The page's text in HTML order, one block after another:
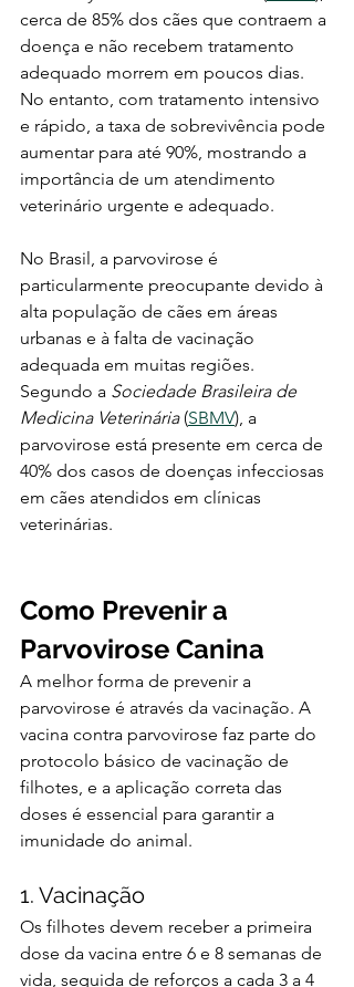
cerca de 85% dos cães que contraem a
doença e não recebem tratamento
adequado morrem em poucos dias.
No entanto, com tratamento intensivo
e rápido, a taxa de sobrevivência pode
aumentar para até 90%, mostrando a
importância de um atendimento
veterinário urgente e adequado.
No Brasil, a parvovirose é
particularmente preocupante devido à
alta população de cães em áreas
urbanas e à falta de vacinação
adequada em muitas regiões.
Segundo a Sociedade Brasileira de
Medicina Veterinária (SBMV), a
parvovirose está presente em cerca de
40% dos casos de doenças infecciosas
em cães atendidos em clínicas
veterinárias​.
Como Prevenir a
Parvovirose Canina
A melhor forma de prevenir a
parvovirose é através da vacinação. A
vacina contra parvovirose faz parte do
protocolo básico de vacinação de
filhotes, e a aplicação correta das
doses é essencial para garantir a
imunidade do animal.
1. Vacinação
Os filhotes devem receber a primeira
dose da vacina entre 6 e 8 semanas de
vida, seguida de reforços a cada 3 a 4